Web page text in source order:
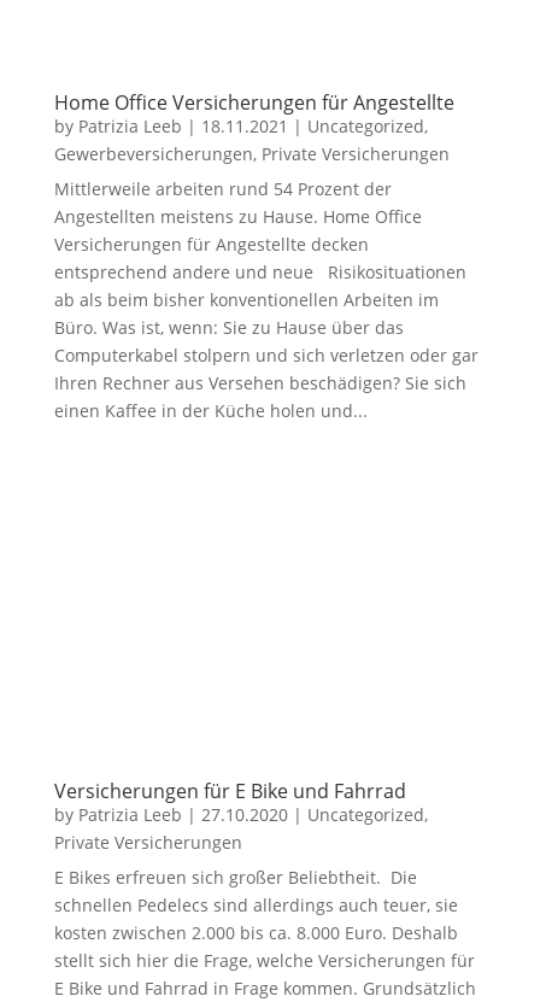
Home Office Versicherungen für Angestellte
by Patrizia Leeb | 18.11.2021 | Uncategorized,
Gewerbeversicherungen, Private Versicherungen
Mittlerweile arbeiten rund 54 Prozent der
Angestellten meistens zu Hause. Home Office
Versicherungen für Angestellte decken
entsprechend andere und neue Risikosituationen
ab als beim bisher konventionellen Arbeiten im
Büro. Was ist, wenn: Sie zu Hause über das
Computerkabel stolpern und sich verletzen oder gar
Ihren Rechner aus Versehen beschädigen? Sie sich
einen Kaffee in der Küche holen und...
Versicherungen für E Bike und Fahrrad
by Patrizia Leeb | 27.10.2020| Uncategorized,
Private Versicherungen
E Bikes erfreuen sich großer Beliebtheit. Die
schnellen Pedelecs sind allerdings auch teuer, sie
kosten zwischen 2.000 bis ca. 8.000 Euro. Deshalb
stellt sich hier die Frage, welche Versicherungen für
E Bike und Fahrrad in Frage kommen. Grundsätzlich